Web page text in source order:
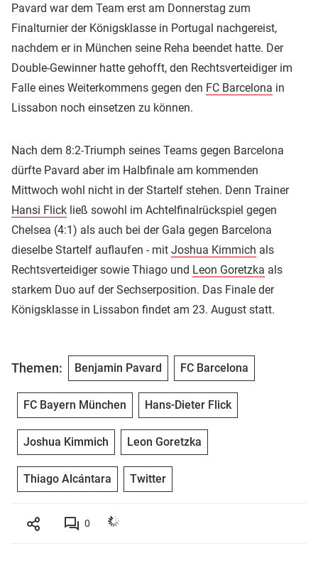
Pavard war dem Team erst am Donnerstag zum
Finalturnier der Königsklasse in Portugal nachgereist,
nachdem er in München seine Reha beendet hatte. Der
Double-Gewinner hatte gehofft, den Rechtsverteidiger im
Falle eines Weiterkommens gegen den FC Barcelona in
Lissabon noch einsetzen zu können.
Nach dem 8:2-Triumph seines Teams gegen Barcelona
dürfte Pavard aber im Halbfinale am kommenden
Mittwoch wohl nicht in der Startelf stehen. Denn Trainer
Hansi Flick ließ sowohl im Achtelfinalrückspiel gegen
Chelsea (4:1) als auch bei der Gala gegen Barcelona
dieselbe Startelf auflaufen - mit Joshua Kimmich als
Rechtsverteidiger sowie Thiago und Leon Goretzka als
starkem Duo auf der Sechserposition. Das Finale der
Königsklasse in Lissabon findet am 23. August statt.
Themen: Benjamin Pavard FC Barcelona
FC Bayern München Hans-Dieter Flick
Joshua Kimmich Leon Goretzka
Thiago Alcántara Twitter
0